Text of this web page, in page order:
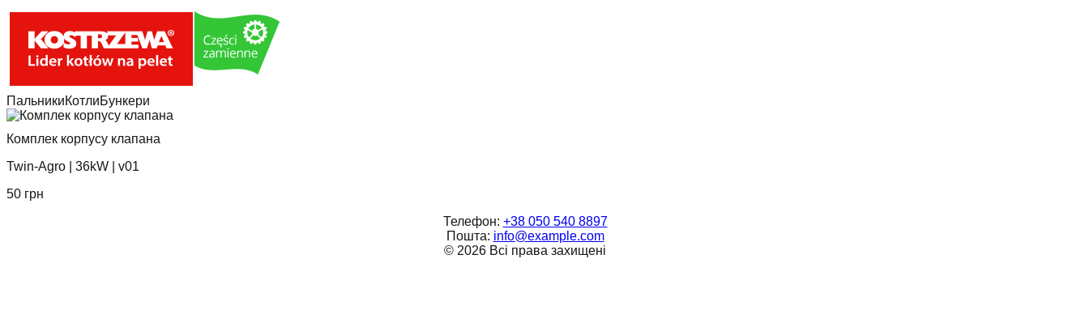
ПальникиКотлиБункери
Комплек корпусу клапана
Twin-Agro
36kW
v01
50 грн
Телефон: +38 050 540 8897
Пошта: info@example.com
© 2026 Всі права захищені